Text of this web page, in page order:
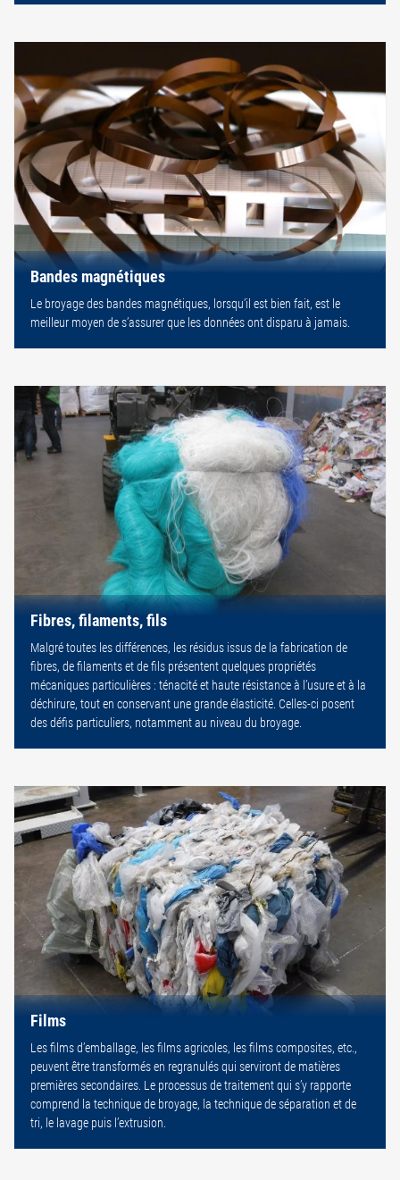
Bandes magnétiques
Le broyage des bandes magnétiques, lorsqu’il est bien fait, est le
meilleur moyen de s’assurer que les données ont disparu à jamais.
Fibres, filaments, fils
Malgré toutes les différences, les résidus issus de la fabrication de
fibres, de filaments et de fils présentent quelques propriétés
mécaniques particulières : ténacité et haute résistance à l’usure et à la
déchirure, tout en conservant une grande élasticité. Celles-ci posent
des défis particuliers, notamment au niveau du broyage.
Films
Les films d’emballage, les films agricoles, les films composites, etc.,
peuvent être transformés en regranulés qui serviront de matières
premières secondaires. Le processus de traitement qui s’y rapporte
comprend la technique de broyage, la technique de séparation et de
tri, le lavage puis l’extrusion.